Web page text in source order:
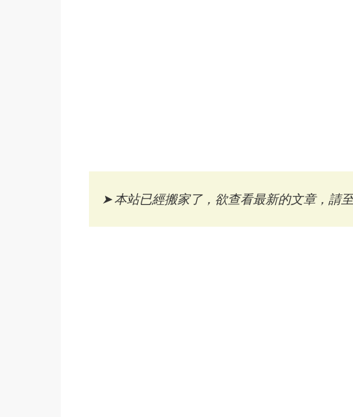
➤本站已經搬家了，欲查看最新的文章，請